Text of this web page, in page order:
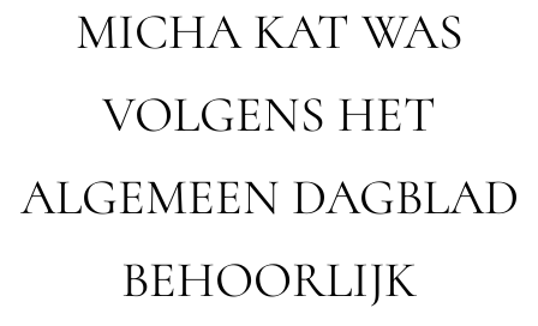
MICHA KAT WAS
VOLGENS HET
ALGEMEEN DAGBLAD
BEHOORLIJK